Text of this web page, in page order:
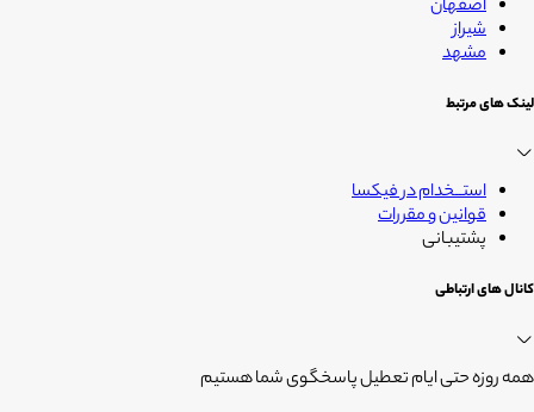
اصفهان
شیراز
مشهد
لینک های مرتبط
استــخدام در فیکسا
قوانین و مقررات
پشتیبانی
کانال های ارتباطی
همه روزه حتی ایام تعطیل پاسخگوی شما هستیم